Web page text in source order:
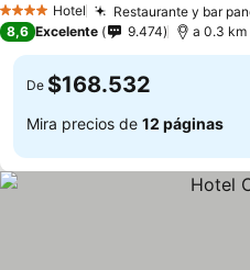
4 EstrellasHotel Restaurante y bar
8,6 Excelente 9.474
De $168.532
Mira precios de 12 páginas